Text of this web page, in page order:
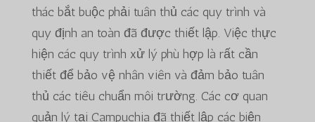
thác bắt buộc phải tuân thủ các quy trình và
quy định an toàn đã được thiết lập. Việc thực
hiện các quy trình xử lý phù hợp là rất cần
thiết để bảo vệ nhân viên và đảm bảo tuân
thủ các tiêu chuẩn môi trường. Các cơ quan
quản lý tại Campuchia đã thiết lập các biện